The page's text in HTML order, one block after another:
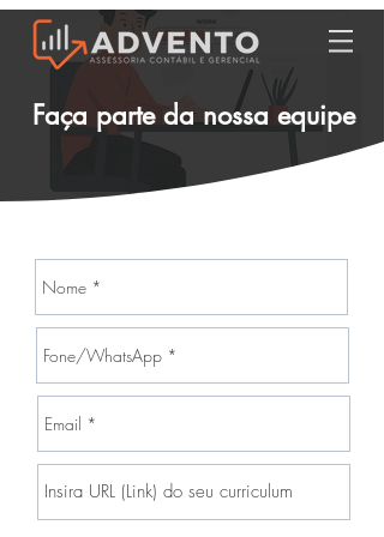
Faça parte da nossa equipe